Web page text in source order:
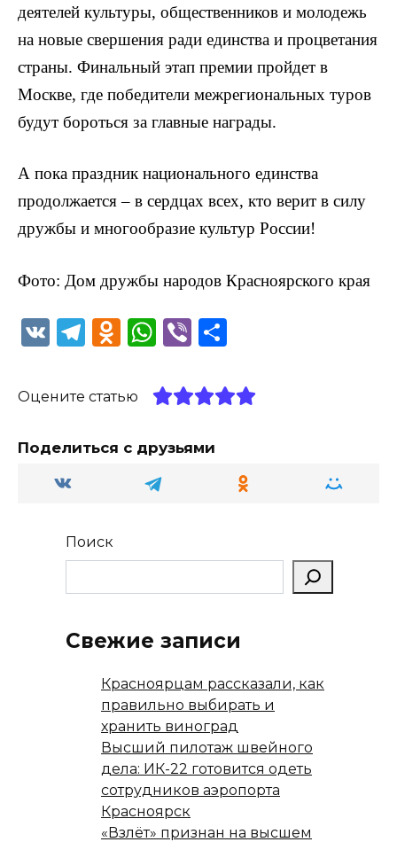
деятелей культуры, общественников и молодежь
на новые свершения ради единства и процветания
страны. Финальный этап премии пройдет в
Москве, где победители межрегиональных туров
будут бороться за главные награды.
А пока праздник национального единства
продолжается – в сердцах всех, кто верит в силу
дружбы и многообразие культур России!
Фото: Дом дружбы народов Красноярского края
V
T
e
ra
O
n
kl
ki
W
a
ts
A
p
p
Vi
er п
р
в
и
ь
Оцените статью
Поделиться с друзьями
Поиск
Свежие записи
Красноярцам рассказали, как
правильно выбирать и
хранить виноград
Высший пилотаж швейного
дела: ИК-22 готовится одеть
сотрудников аэропорта
Красноярск
«Взлёт» признан на высшем